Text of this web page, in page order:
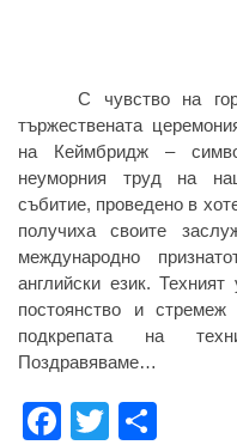
С чувство на
тържествената
на Кеймбридж –
неуморния труд на
събитие, проведено в
получиха своите
международно
английски език.
постоянство и
подкрепата на
Поздравяваме…
Facebook
Twitter